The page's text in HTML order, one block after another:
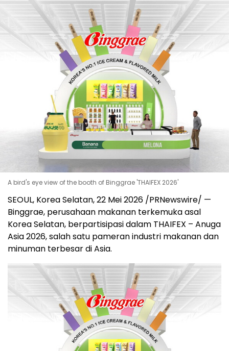
A bird's eye view of the booth of Binggrae 'THAIFEX 2026'
SEOUL, Korea Selatan,22 Mei 2026 /PRNewswire/ —
Binggrae, perusahaan makanan terkemuka asal
Korea Selatan, berpartisipasi dalam THAIFEX – Anuga
Asia 2026, salah satu pameran industri makanan dan
minuman terbesar di Asia.